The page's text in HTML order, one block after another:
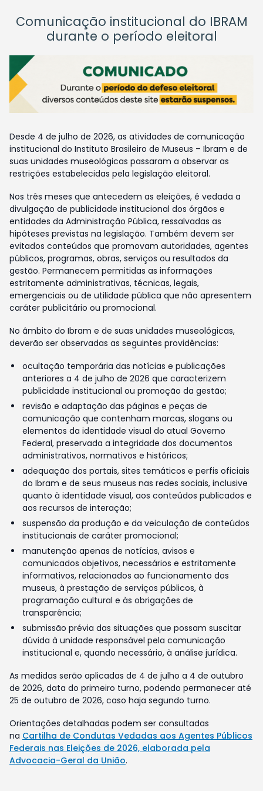
Comunicação institucional do IBRAM
durante o período eleitoral
Desde 4 de julho de 2026, as atividades de comunicação
institucional do Instituto Brasileiro de Museus – Ibram e de
suas unidades museológicas passaram a observar as
restrições estabelecidas pela legislação eleitoral.
Nos três meses que antecedem as eleições, é vedada a
divulgação de publicidade institucional dos órgãos e
entidades da Administração Pública, ressalvadas as
hipóteses previstas na legislação. Também devem ser
evitados conteúdos que promovam autoridades, agentes
públicos, programas, obras, serviços ou resultados da
gestão. Permanecem permitidas as informações
estritamente administrativas, técnicas, legais,
emergenciais ou de utilidade pública que não apresentem
caráter publicitário ou promocional.
No âmbito do Ibram e de suas unidades museológicas,
deverão ser observadas as seguintes providências:
ocultação temporária das notícias e publicações
anteriores a 4 de julho de 2026 que caracterizem
publicidade institucional ou promoção da gestão;
revisão e adaptação das páginas e peças de
comunicação que contenham marcas, slogans ou
elementos da identidade visual do atual Governo
Federal, preservada a integridade dos documentos
administrativos, normativos e históricos;
adequação dos portais, sites temáticos e perfis oficiais
do Ibram e de seus museus nas redes sociais, inclusive
quanto à identidade visual, aos conteúdos publicados e
aos recursos de interação;
suspensão da produção e da veiculação de conteúdos
institucionais de caráter promocional;
manutenção apenas de notícias, avisos e
comunicados objetivos, necessários e estritamente
informativos, relacionados ao funcionamento dos
museus, à prestação de serviços públicos, à
programação cultural e às obrigações de
transparência;
submissão prévia das situações que possam suscitar
dúvida à unidade responsável pela comunicação
institucional e, quando necessário, à análise jurídica.
As medidas serão aplicadas de 4 de julho a 4 de outubro
de 2026, data do primeiro turno, podendo permanecer até
25 de outubro de 2026, caso haja segundo turno.
Orientações detalhadas podem ser consultadas
na Cartilha de Condutas Vedadas aos Agentes Públicos
Federais nas Eleições de 2026, elaborada pela
Advocacia-Geral da União.